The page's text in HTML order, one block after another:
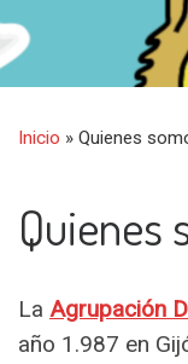
Inicio » Quienes
Quienes
La Agrupación
año 1.987 en